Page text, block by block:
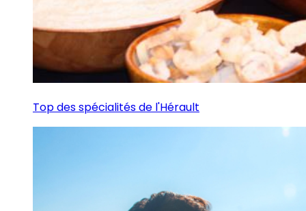
Top des spécialités de l'Hérault